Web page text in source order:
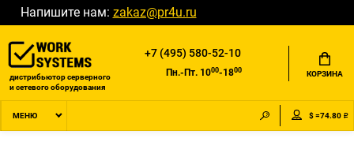
Напишите нам: zakaz@pr4u.ru
дистрибьютор серверного
и сетевого оборудования
+7 (495) 580-52-10
Пн.-Пт. 1000-1800 КОРЗИНА
МЕНЮ $ =74.80 ₽